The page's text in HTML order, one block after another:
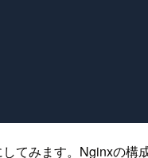
てみます。Nginxの構